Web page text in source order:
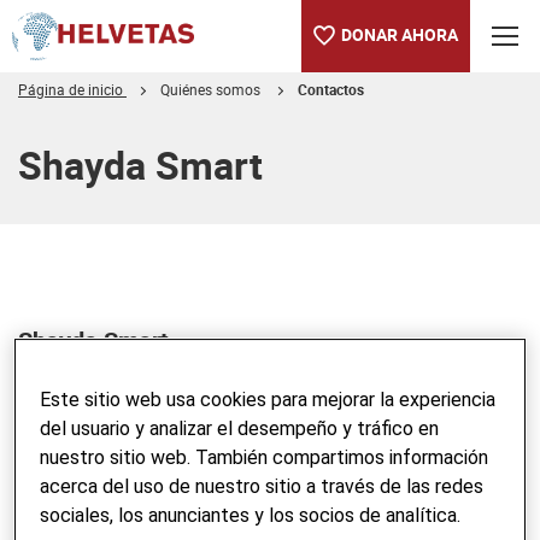
DONAR AHORA
Página de inicio Quiénes somos Contactos
Shayda Smart
Shayda Smart
BUSCAR EN TODO EL BLOG
Ingresar palabra clave
Este sitio web usa cookies para mejorar la experiencia
del usuario y analizar el desempeño y tráfico en
nuestro sitio web. También compartimos información
acerca del uso de nuestro sitio a través de las redes
sociales, los anunciantes y los socios de analítica.